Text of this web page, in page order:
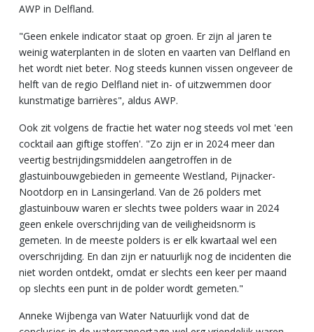
AWP in Delfland.
"Geen enkele indicator staat op groen. Er zijn al jaren te
weinig waterplanten in de sloten en vaarten van Delfland en
het wordt niet beter. Nog steeds kunnen vissen ongeveer de
helft van de regio Delfland niet in- of uitzwemmen door
kunstmatige barrières", aldus AWP.
Ook zit volgens de fractie het water nog steeds vol met 'een
cocktail aan giftige stoffen'. "Zo zijn er in 2024 meer dan
veertig bestrijdingsmiddelen aangetroffen in de
glastuinbouwgebieden in gemeente Westland, Pijnacker-
Nootdorp en in Lansingerland. Van de 26 polders met
glastuinbouw waren er slechts twee polders waar in 2024
geen enkele overschrijding van de veiligheidsnorm is
gemeten. In de meeste polders is er elk kwartaal wel een
overschrijding. En dan zijn er natuurlijk nog de incidenten die
niet worden ontdekt, omdat er slechts een keer per maand
op slechts een punt in de polder wordt gemeten."
Anneke Wijbenga van Water Natuurlijk vond dat de